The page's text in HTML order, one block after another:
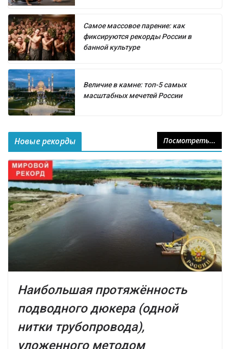
Самое массовое парение: как
фиксируются рекорды России в
банной культуре
Величие в камне: топ-5 самых
масштабных мечетей России
Новые рекорды Посмотреть...
Наибольшая протяжённость
подводного дюкера (одной
нитки трубопровода),
уложенного методом